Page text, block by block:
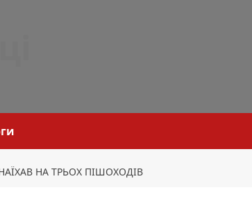
НА ТРЬОХ ПІШОХОДІВ